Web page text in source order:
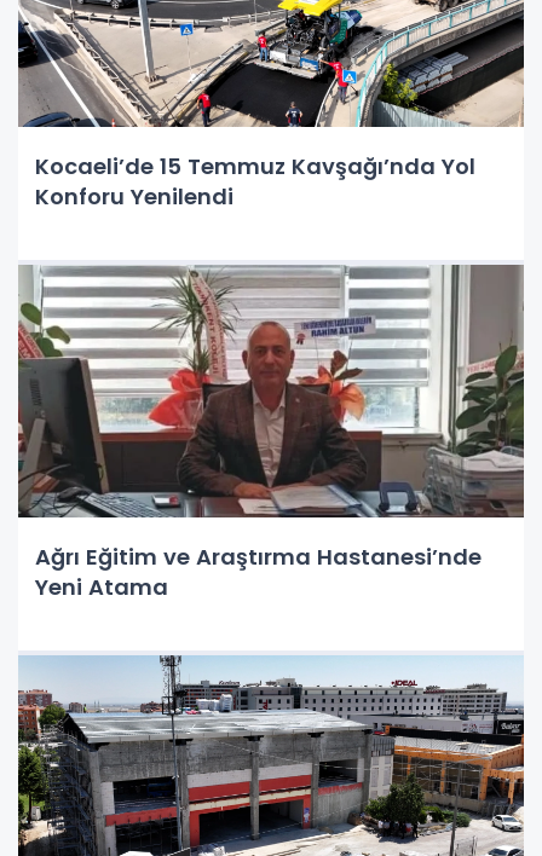
Kocaeli’de 15 Temmuz Kavşağı’nda Yol
Konforu Yenilendi
Ağrı Eğitim ve Araştırma Hastanesi’nde
Yeni Atama